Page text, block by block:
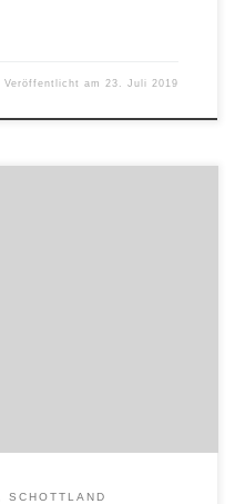
Veröffentlicht am23. Juli 2019